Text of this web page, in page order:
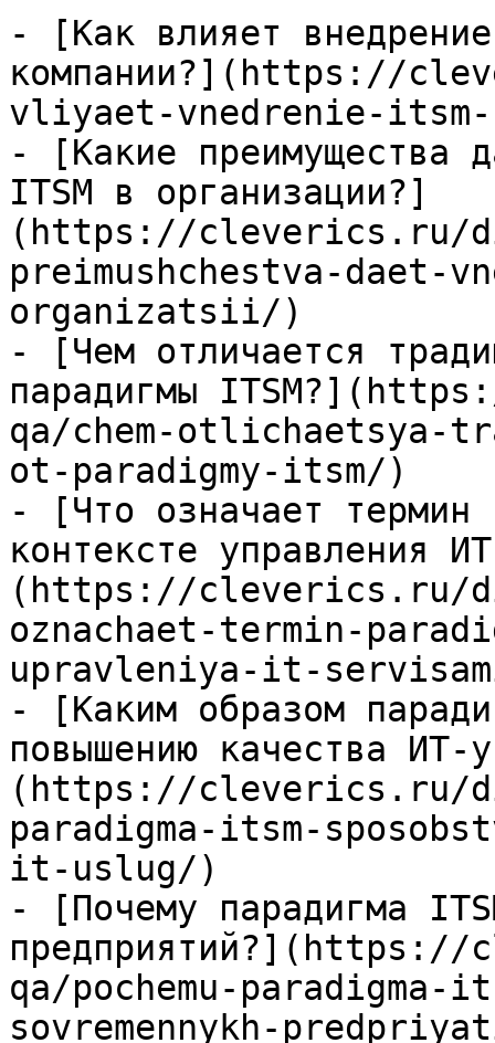
- [Как влияет
компании?](https://
vliyaet-vnedrenie-
- [Какие преимущества
ITSM в организации?]
(https://cleverics.ru/
preimushchestva-daet-
organizatsii/)
- [Чем отличается
парадигмы
qa/chem-otlichaetsya-
ot-paradigmy-itsm/)
- [Что означает термин
контексте управления
(https://cleverics.ru/
oznachaet-termin-
upravleniya-it-
- [Каким образом
повышению качества ИТ-
(https://cleverics.ru/
paradigma-itsm-
it-uslug/)
- [Почему парадигма
qa/pochemu-paradigma-
sovremennykh-